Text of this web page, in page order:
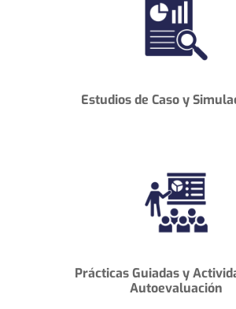
Estudios de Casoy
Prácticas Guiadasy
Autoevaluación